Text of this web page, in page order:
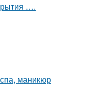
….
маникюр